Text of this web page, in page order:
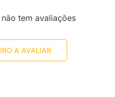
tem avaliações
A AVALIAR